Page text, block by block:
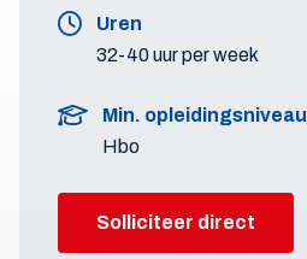
Uren
32-40 uur per week
Min. opleidingsniveau
Hbo
Solliciteer direct